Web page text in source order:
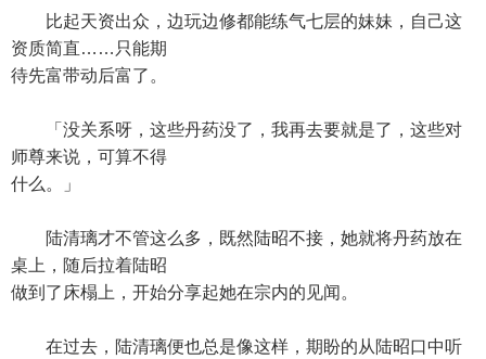
比起天资出众，边玩边修都能练气七层的妹妹，自己这
资质简直……只能期
待先富带动后富了。
「没关系呀，这些丹药没了，我再去要就是了，这些对
师尊来说，可算不得
什么。」
陆清璃才不管这么多，既然陆昭不接，她就将丹药放在
桌上，随后拉着陆昭
做到了床榻上，开始分享起她在宗内的见闻。
在过去，陆清璃便也总是像这样，期盼的从陆昭口中听